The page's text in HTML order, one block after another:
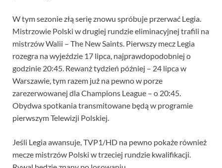
W tym sezonie złą serię znowu spróbuje przerwać Legia.
Mistrzowie Polski w drugiej rundzie eliminacyjnej trafili na
mistrzów Walii – The New Saints. Pierwszy mecz Legia
rozegra na wyjeździe 17 lipca, najprawdopodobniej o
godzinie 20:45. Rewanż tydzień później – 24 lipca w
Warszawie, tym razem już na pewno w porze
zarezerwowanej dla Champions League – o 20:45.
Obydwa spotkania transmitowane będą w programie
pierwszym Telewizji Polskiej.
Jeśli Legia awansuje, TVP1/HD na pewno pokaże również
mecze mistrzów Polski w trzeciej rundzie kwalifikacji.